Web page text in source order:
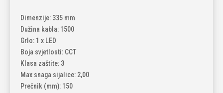
Dimenzije: 335 mm
Dužina kabla: 1500
Grlo: 1 x LED
Boja svjetlosti: CCT
Klasa zaštite: 3
Max snaga sijalice: 2,00
Prečnik (mm): 150